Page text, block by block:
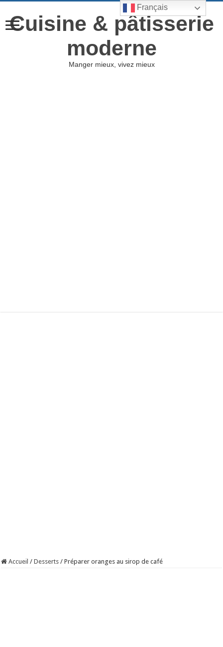
Cuisine & pâtisserie
moderne
Manger mieux, vivez mieux
Accueil / Desserts / Préparer oranges au sirop de café
Français